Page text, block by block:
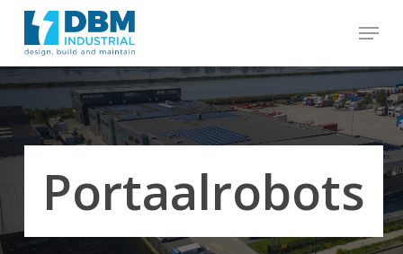
content
Menu
Portaalrobots
Menu